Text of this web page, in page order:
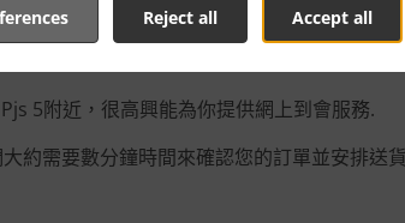
Accept all
Reject all
5附近，很高興能為你提供網上到會服務.
約需要數分鐘時間來確認您的訂單並安排送